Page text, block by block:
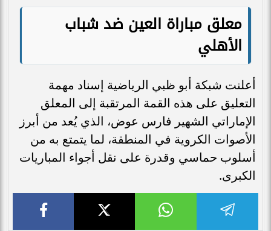
معلق مباراة العين ضد شباب
الأهلي
أعلنت شبكة أبو ظبي الرياضية إسناد مهمة
التعليق على هذه القمة المرتقبة إلى المعلق
الإماراتي الشهير فارس عوض، الذي يُعد من أبرز
الأصوات الكروية في المنطقة، لما يتمتع به من
أسلوب حماسي وقدرة على نقل أجواء المباريات
الكبرى.